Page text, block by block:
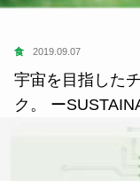
食 2019.09.07
宇宙を目指した
ク。 ー